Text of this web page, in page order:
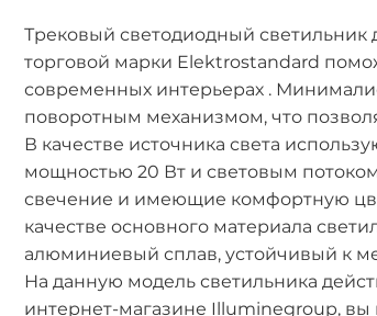
Трековый светодиодный
торговой марки Elektrostandard
современных интерьерах .
поворотным механизмом, что
В качестве источника света
мощностью 20 Вт и световым
свечение и имеющие комфортную
качестве основного материала
алюминиевый сплав, устойчивый к
На данную модель светильника
интернет-магазине Illuminegroup, вы